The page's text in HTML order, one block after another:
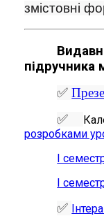
змістовні
підручника
✅
✅
розробками
І
І
✅